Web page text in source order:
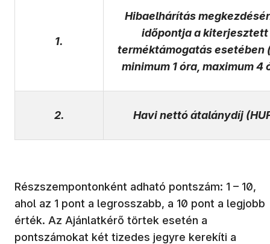
1.
Hibaelhárítás
időpontja a kiterjesztett
terméktámogatás esetében
minimum 1 óra, maximum4
2. Havi nettó átalánydíj
Részszempontonként adható pontszám: 1 – 10,
ahol az 1 pont a legrosszabb, a 10 pont a legjobb
érték. Az Ajánlatkérő törtek esetén a
pontszámokat két tizedes jegyre kerekíti a